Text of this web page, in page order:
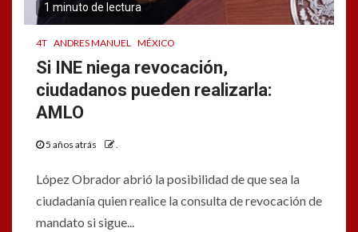
1 minuto de lectura
4T ANDRES MANUEL MÉXICO
Si INE niega revocación,
ciudadanos pueden realizarla:
AMLO
5 años atrás .
López Obrador abrió la posibilidad de que sea la
ciudadanía quien realice la consulta de revocación de
mandato si sigue...